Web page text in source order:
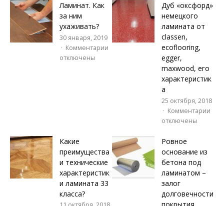
Ламинат. Как
за ним
ухаживать?
30 января, 2019
Комментарии
отключены
Дуб «оксфорд»
немецкого
ламината от
classen,
ecoflooring,
egger,
maxwood, его
характеристик
а
25 октября, 2018
Комментарии
отключены
Какие
преимущества
и технические
характеристик
и ламината 33
класса?
Ровное
основание из
бетона под
ламинатом –
залог
долговечности
покрытия